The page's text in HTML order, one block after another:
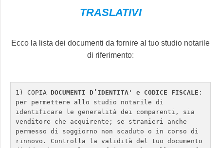
TRASLATIVI
Ecco la lista dei documenti da fornire al tuo studio notarile
di riferimento:
1) COPIA DOCUMENTI D’IDENTITA' e CODICE FISCALE :
per permettere allo studio notarile di
identificare le generalità dei comparenti, sia
venditore che acquirente; se stranieri anche
permesso di soggiorno non scaduto o in corso di
rinnovo. Controlla la validità del tuo documento